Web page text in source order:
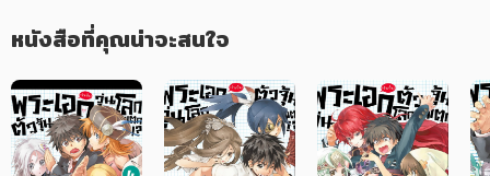
หนังสือที่คุณน่าจะสนใจ